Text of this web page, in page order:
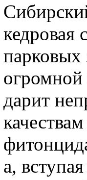
кедровая
парковых
дарит
а,